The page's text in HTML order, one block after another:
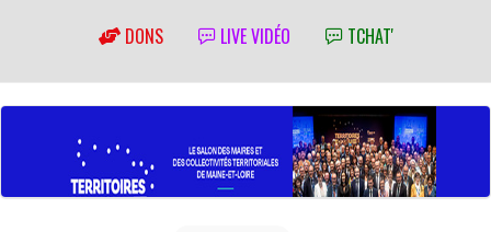
DONS LIVE VIDÉO TCHAT'